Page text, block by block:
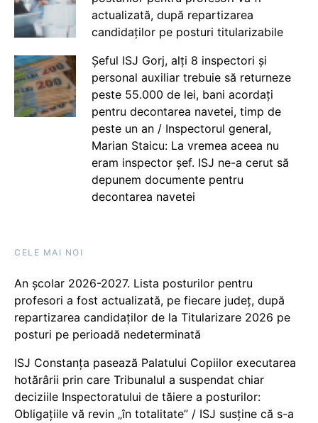
actualizată, după repartizarea
candidaților pe posturi titularizabile
Șeful ISJ Gorj, alți 8 inspectori și
personal auxiliar trebuie să returneze
peste 55.000 de lei, bani acordați
pentru decontarea navetei, timp de
peste un an / Inspectorul general,
Marian Staicu: La vremea aceea nu
eram inspector șef. ISJ ne-a cerut să
depunem documente pentru
decontarea navetei
CELE MAI NOI
An școlar 2026-2027. Lista posturilor pentru
profesori a fost actualizată, pe fiecare județ, după
repartizarea candidaților de la Titularizare 2026 pe
posturi pe perioadă nedeterminată
ISJ Constanța pasează Palatului Copiilor executarea
hotărârii prin care Tribunalul a suspendat chiar
deciziile Inspectoratului de tăiere a posturilor:
Obligațiile vă revin „în totalitate” / ISJ susține că s-a